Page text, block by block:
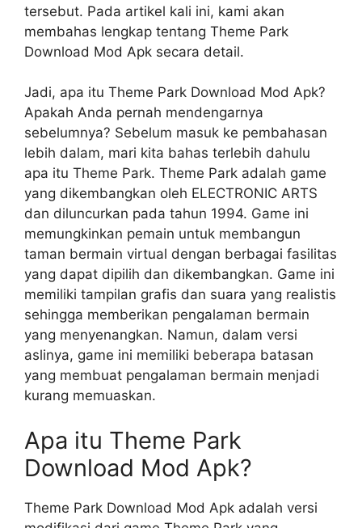
tersebut. Pada artikel kali ini, kami akan
membahas lengkap tentang Theme Park
Download Mod Apk secara detail.
Jadi, apa itu Theme Park Download Mod Apk?
Apakah Anda pernah mendengarnya
sebelumnya? Sebelum masuk ke pembahasan
lebih dalam, mari kita bahas terlebih dahulu
apa itu Theme Park. Theme Park adalah game
yang dikembangkan oleh ELECTRONIC ARTS
dan diluncurkan pada tahun 1994. Game ini
memungkinkan pemain untuk membangun
taman bermain virtual dengan berbagai fasilitas
yang dapat dipilih dan dikembangkan. Game ini
memiliki tampilan grafis dan suara yang realistis
sehingga memberikan pengalaman bermain
yang menyenangkan. Namun, dalam versi
aslinya, game ini memiliki beberapa batasan
yang membuat pengalaman bermain menjadi
kurang memuaskan.
Apa itu Theme Park
Download Mod Apk?
Theme Park Download Mod Apk adalah versi